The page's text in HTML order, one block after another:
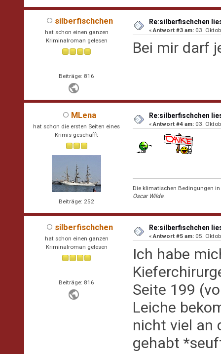
silberfischchen
hat schon einen ganzen
Kriminalroman gelesen
Beiträge: 816
Re:silberfischchen
«Antwort #3 am: 03.
Bei mir darf
MLena
hat schon die ersten Seiten eines
Krimis geschafft
Beiträge: 252
Re:silberfischchen
«Antwort #4 am: 03.
Die klimatischen Bedingungen
Oscar Wilde.
silberfischchen
hat schon einen ganzen
Kriminalroman gelesen
Beiträge: 816
Re:silberfischchen
«Antwort #5 am: 05.
Ich habe
Seite 199
Leiche
nicht viel an
gehabt